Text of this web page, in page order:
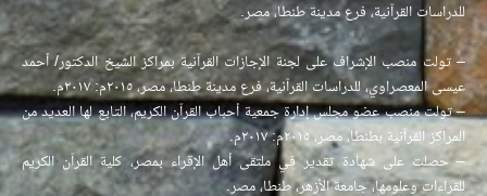
للدراسات القرآنية، فرع مدينة طنطا، مصر.
– تولت منصب الإشراف على لجنة الإجازات القرآنية بمراكز الشيخ الدكتور/ أحمد
عيسى المعصراوي، للدراسات القرآنية، فرع مدينة طنطا، مصر، ٢٠١٥م: ٢٠١٧م.
– تولت منصب عضو مجلس إدارة جمعية أحباب القرآن الكريم، التابع لها العديد من
المراكز القرآنية بطنطا، مصر، ٢٠١٥م: ٢٠١٧م.
– حصلت على شهادة تقدير في ملتقى أهل الإقراء بمصر، كلية القرآن الكريم
للقراءات وعلومها، جامعة الأزهر، طنطا، مصر.